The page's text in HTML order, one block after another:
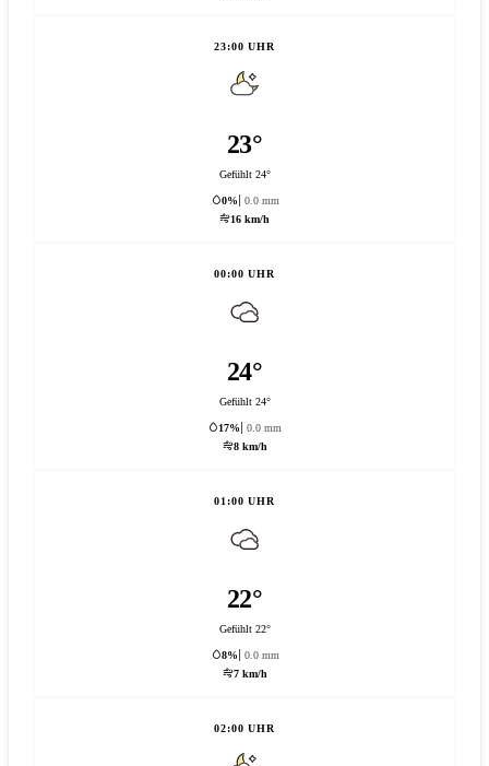
23:00 UHR
23°
Gefühlt 24°
0%
0.0 mm
16 km/h
00:00 UHR
24°
Gefühlt 24°
17%
0.0 mm
8 km/h
01:00 UHR
22°
Gefühlt 22°
8%
0.0 mm
7 km/h
02:00 UHR